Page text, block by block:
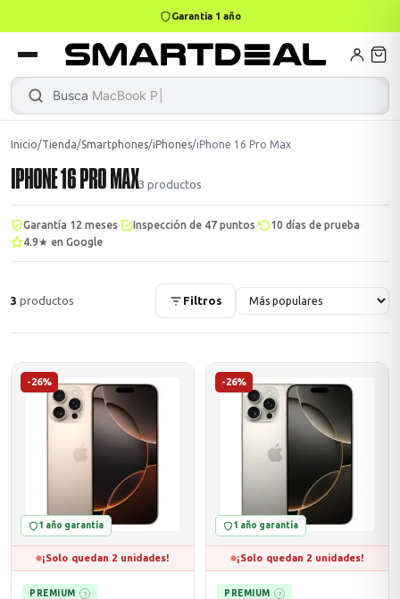
Garantía 1 año
Busca |
Gamer
MacBook Air
→
→
Mini PC
→
Inicio/Tienda/Smartphones/iPhones/iPhone 16 Pro Max
IPHONE 16 PRO MAX3 productos
Garantía 12 meses Inspección de 47 puntos 10 días de prueba
4.9★ en Google
3 productos Filtros
-26%
1 año garantía
¡Solo quedan 2 unidades!
PREMIUM ?
-26%
1 año garantía
¡Solo quedan 2 unidades!
PREMIUM ?